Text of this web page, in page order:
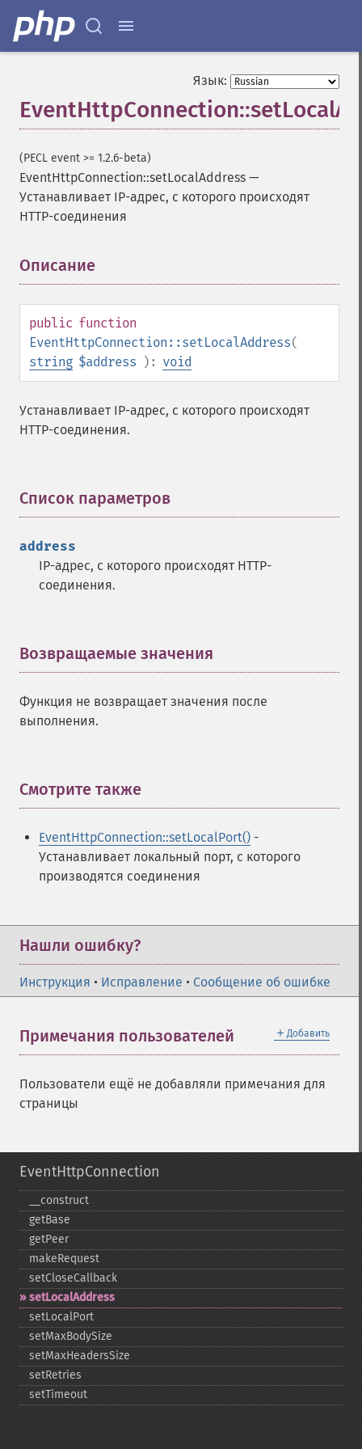
Язык:
(PECL event >= 1.2.6-beta)
EventHttpConnection::setLocalAddress —
Устанавливает IP-адрес, с которого происходят
HTTP-соединения
Описание
public function
EventHttpConnection::setLocalAddress(
string $address ): void
Устанавливает IP-адрес, с которого происходят
HTTP-соединения.
Список параметров
address
IP-адрес, с которого происходят HTTP-
соединения.
Возвращаемые значения
Функция не возвращает значения после
выполнения.
Смотрите также
EventHttpConnection::setLocalPort() -
Устанавливает локальный порт, с которого
производятся соединения
Нашли ошибку?
Инструкция • Исправление • Сообщение об ошибке
＋ Добавить
Примечания пользователей
Пользователи ещё не добавляли примечания для
страницы
EventHttpConnection
_​_​construct
getBase
getPeer
makeRequest
setCloseCallback
setLocalAddress
setLocalPort
setMaxBodySize
setMaxHeadersSize
setRetries
setTimeout